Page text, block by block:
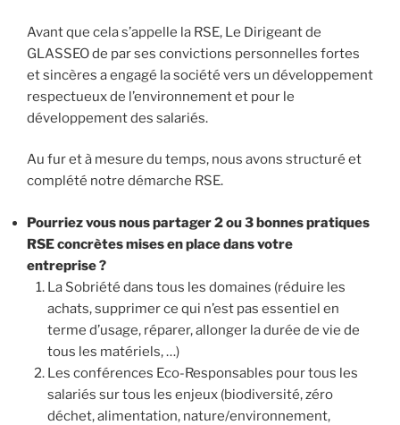
Avant que cela s’appelle la RSE, Le Dirigeant de
GLASSEO de par ses convictions personnelles fortes
et sincères a engagé la société vers un développement
respectueux de l’environnement et pour le
développement des salariés.
Au fur et à mesure du temps, nous avons structuré et
complété notre démarche RSE.
Pourriez vous nous partager 2 ou 3 bonnes pratiques
RSE concrètes mises en place dans votre
entreprise ?
La Sobriété dans tous les domaines (réduire les
achats, supprimer ce qui n’est pas essentiel en
terme d’usage, réparer, allonger la durée de vie de
tous les matériels, …)
Les conférences Eco-Responsables pour tous les
salariés sur tous les enjeux (biodiversité, zéro
déchet, alimentation, nature/environnement,